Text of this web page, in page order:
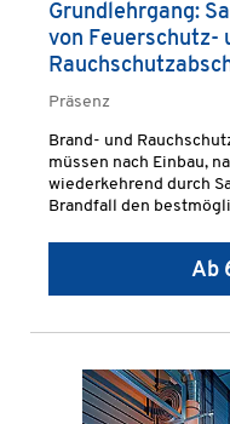
Grundlehrgang:
von Feuerschutz-
Präsenz
Brand- und
müssen nach Einbau,
wiederkehrend durch
Brandfall den
Ab